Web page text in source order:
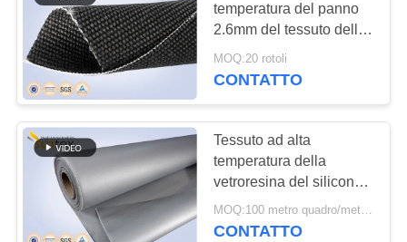
PRIVACY
POLICY
temperatura del panno
2.6mm del tessuto della
saldatura di protezione
della vetroresina
MOQ:20 rotoli
CONTATTO
Tessuto ad alta
temperatura della
vetroresina del silicone
del tessuto di 32 Oz per
la coperta di saldatura di
MOQ:100 metro quadro/metri quadri
CONTATTO